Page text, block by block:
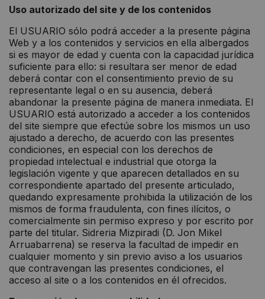
Uso autorizado del site y de los contenidos
El USUARIO sólo podrá acceder a la presente página
Web y a los contenidos y servicios en ella albergados
si es mayor de edad y cuenta con la capacidad jurídica
suficiente para ello: si resultara ser menor de edad
deberá contar con el consentimiento previo de su
representante legal o en su ausencia, deberá
abandonar la presente página de manera inmediata. El
USUARIO está autorizado a acceder a los contenidos
del site siempre que efectúe sobre los mismos un uso
ajustado a derecho, de acuerdo con las presentes
condiciones, en especial con los derechos de
propiedad intelectual e industrial que otorga la
legislación vigente y que aparecen detallados en su
correspondiente apartado del presente articulado,
quedando expresamente prohibida la utilización de los
mismos de forma fraudulenta, con fines ilícitos, o
comercialmente sin permiso expreso y por escrito por
parte del titular. Sidreria Mizpiradi (D. Jon Mikel
Arruabarrena) se reserva la facultad de impedir en
cualquier momento y sin previo aviso a los usuarios
que contravengan las presentes condiciones, el
acceso al site o a los contenidos en él ofrecidos.